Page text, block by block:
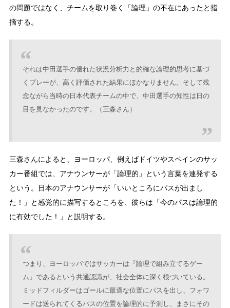
の問題ではなく、チームを取り巻く「論理」の不在にあったと指
摘する。
それは中田選手の優れた状況分析力と的確な論理的思考に基づ
くプレーが、高く評価された結果にほかなりません。そして残
念ながら当時の日本代表チームの中で、中田選手の知性は日の
目を見なかったのです。（三森さん）
三森さんによると、ヨーロッパ、例えばドイツやスペインのサッ
カー番組では、アナウンサーが「論理的」という言葉を連発する
という。日本のアナウンサーが「いいところにパスが出まし
た！」と感覚的に描写するところを、彼らは「今のパスは論理的
に有効でした！」と説明する。
つまり、ヨーロッパではサッカーは『論理で組み立てるゲー
ム』であるという共通認識が、社会全体に深く根づいている。
ミッドフィルダーはゴールに最適な位置にパスを出し、フォワ
ードは送られてくるパスの位置を論理的に予測し、まさにその